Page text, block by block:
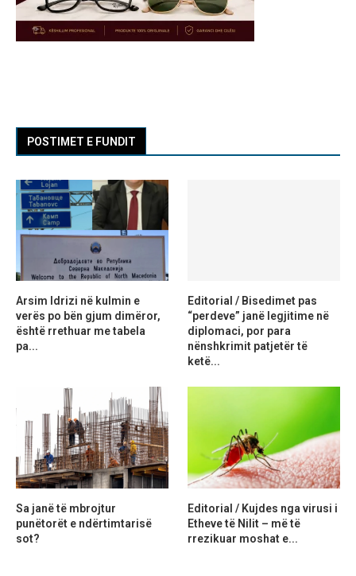
POSTIMET E FUNDIT
Arsim Idrizi në kulmin e
verës po bën gjum dimëror,
është rrethuar me tabela
pa...
Editorial / Bisedimet pas
“perdeve” janë legjitime në
diplomaci, por para
nënshkrimit patjetër të
ketë...
Sa janë të mbrojtur
punëtorët e ndërtimtarisë
sot?
Editorial / Kujdes nga virusi i
Etheve të Nilit – më të
rrezikuar moshat e...